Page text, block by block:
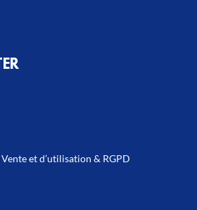
et d’utilisation & RGPD